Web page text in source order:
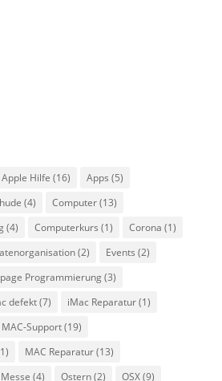
Apple Hilfe (16) Apps (5)
(4) Computer(13)
(4) Computerkurs (1) Corona (1)
(2) Events (2)
Programmierung(3)
defekt(7) iMac Reparatur(1)
MAC-Support(19)
MAC Reparatur(13)
Messe (4) Ostern(2) OSX(9)